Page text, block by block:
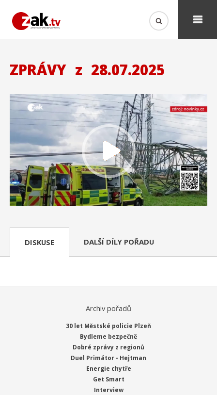
ZPRÁVY z 28.07.2025
DISKUSE DALŠÍ DÍLY POŘADU
Archiv pořadů
30 let Městské policie Plzeň
Bydleme bezpečně
Dobré zprávy z regionů
Duel Primátor - Hejtman
Energie chytře
Get Smart
Interview